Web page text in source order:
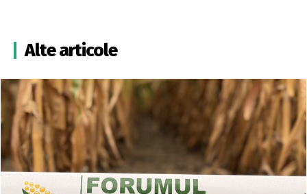
Alte articole